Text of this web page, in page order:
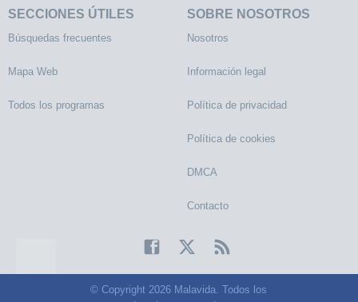
SECCIONES ÚTILES
Búsquedas frecuentes
Mapa Web
Todos los programas
SOBRE NOSOTROS
Nosotros
Información legal
Política de privacidad
Política de cookies
DMCA
Contacto
© Copyright 2026 Malavida. Todos los